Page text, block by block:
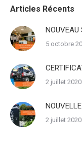
Articles Récents
NOUVEAU
5 octobre
2 juillet 2020
2 juillet 2020